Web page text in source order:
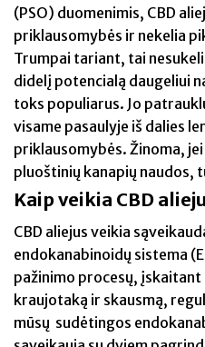
(PSO) duomenimis, CBD
priklausomybės ir nekelia
Trumpai tariant, tai
didelį potencialą daugeliui
toks populiarus. Jo
visame pasaulyje iš dalies
priklausomybės. Žinoma,
pluoštinių kanapių
Kaip veikia CBD
CBD aliejus veikia
endokanabinoidų sistema
pažinimo procesų,
kraujotaką ir skausmą,
mūsų sudėtingos